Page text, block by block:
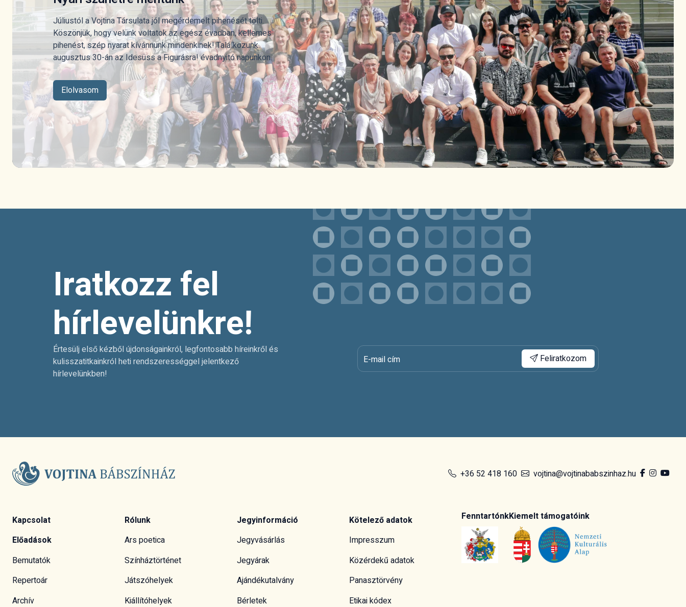
Júliustól a Vojtina Társulata jól megérdemelt pihenését tölti.
Köszönjük, hogy velünk voltatok az egész évadban, kellemes
pihenést, szép nyarat kívánnunk mindenkinek! Találkozunk
augusztus 30-án az Idesüss a Figurásra! évadnyitó napunkon.
Elolvasom
Iratkozz fel
hírlevelünkre!
Értesülj első kézből újdonságainkról, legfontosabb híreinkről és
kulisszatitkainkról heti rendszerességgel jelentkező
hírlevelünkben!
E-mail cím Feliratkozom
+36 52 418 160 vojtina@vojtinababszinhaz.hu
Kapcsolat
Előadások
Bemutatók
Repertoár
Archív
Rólunk
Ars poetica
Színháztörténet
Játszóhelyek
Kiállítóhelyek
Jegyinformáció
Jegyvásárlás
Jegyárak
Ajándékutalvány
Bérletek
Kötelező adatok
Impresszum
Közérdekű adatok
Panasztörvény
Etikai kódex
FenntartónkKiemelt támogatóink